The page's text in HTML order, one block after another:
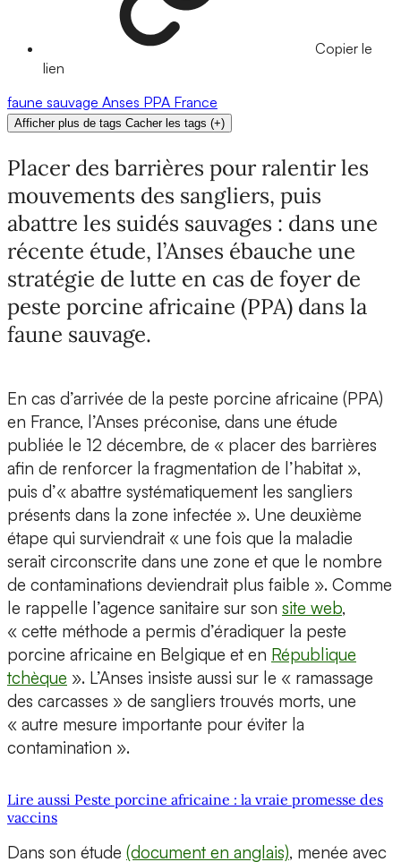
Copier le
lien
faune sauvage Anses PPA France
Afficher plus de tags Cacher les tags (+)
Placer des barrières pour ralentir les
mouvements des sangliers, puis
abattre les suidés sauvages : dans une
récente étude, l’Anses ébauche une
stratégie de lutte en cas de foyer de
peste porcine africaine (PPA) dans la
faune sauvage.
En cas d’arrivée de la peste porcine africaine (PPA)
en France, l’Anses préconise, dans une étude
publiée le 12 décembre, de « placer des barrières
afin de renforcer la fragmentation de l’habitat »,
puis d’« abattre systématiquement les sangliers
présents dans la zone infectée ». Une deuxième
étape qui surviendrait « une fois que la maladie
serait circonscrite dans une zone et que le nombre
de contaminations deviendrait plus faible ». Comme
le rappelle l’agence sanitaire sur son site web,
« cette méthode a permis d’éradiquer la peste
porcine africaine en Belgique et en République
tchèque ». L’Anses insiste aussi sur le « ramassage
des carcasses » de sangliers trouvés morts, une
« autre mesure importante pour éviter la
contamination ».
Lire aussi Peste porcine africaine : la vraie promesse des
vaccins
Dans son étude (document en anglais), menée avec